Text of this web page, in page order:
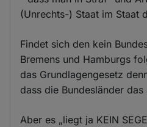
(Unrechts-) Staat im Staat
Findet sich den kein
Bremens und Hamburgs
das Grundlagengesetz
dass die Bundesländer
Aber es „liegt ja KEIN